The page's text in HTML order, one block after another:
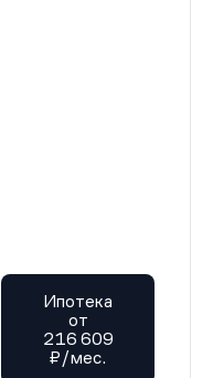
Ипотека
от
216 609
₽/мес.